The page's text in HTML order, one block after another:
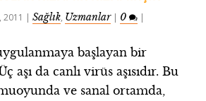
2011 |Sağlık, Uzmanlar| 0 |
başlayan bir
aşı da canlı virüs aşısıdır. Bu
ve sanal ortamda,